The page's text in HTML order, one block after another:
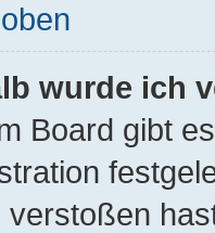
wurde ich
Board gibt
verstoßen